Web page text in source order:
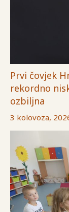
Prvi čovjek
rekordno
ozbiljna
3 kolovoza,